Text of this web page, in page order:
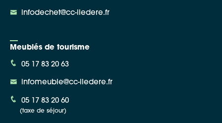
infodechet@cc-iledere.fr
Meublés de tourisme
05 17 83 20 63
infomeuble@cc-iledere.fr
05 17 83 20 60
(taxe de séjour)